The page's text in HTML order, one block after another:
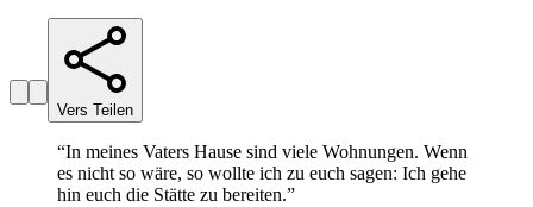
Vers Teilen
“In meines Vaters Hause sind viele Wohnungen. Wenn
es nicht so wäre, so wollte ich zu euch sagen: Ich gehe
hin euch die Stätte zu bereiten.”